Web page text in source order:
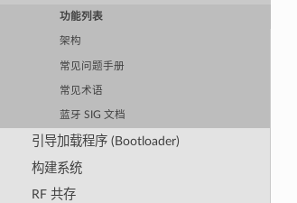
功能列表
架构
常见问题手册
常见术语
蓝牙 SIG 文档
引导加载程序 (Bootloader)
构建系统
RF 共存